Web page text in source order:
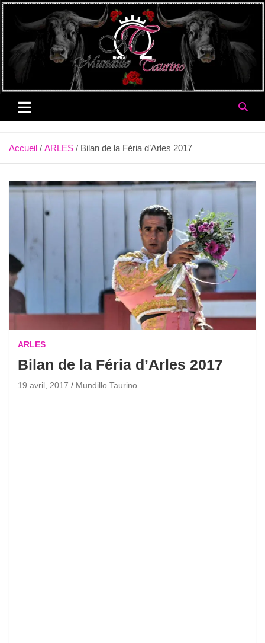
Aller
au
contenu
Accueil ARLES Bilan de la Féria d’Arles 2017
ARLES
Bilan de la Féria d’Arles 2017
19 avril, 2017 Mundillo Taurino